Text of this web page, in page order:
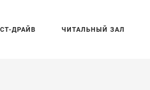
ДРАЙВ ЧИТАЛЬНЫЙ ЗАЛ